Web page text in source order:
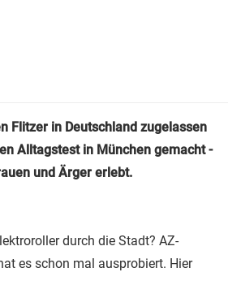
Flitzer in Deutschland zugelassen
Alltagstest in München gemacht -
und Ärger erlebt.
durch die Stadt? AZ-
es schon mal ausprobiert. Hier